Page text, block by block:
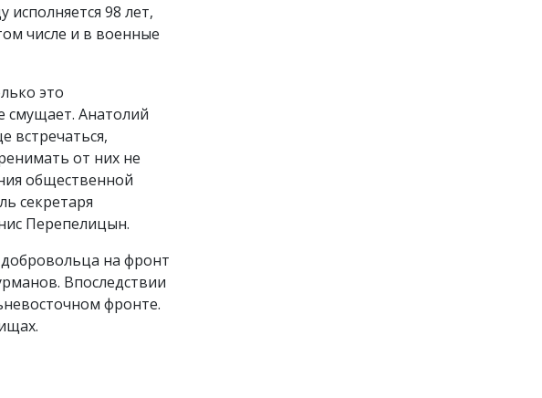
98 лет,
числе и в военные
это
смущает. Анатолий
встречаться,
от них не
общественной
секретаря
Перепелицын.
на фронт
Впоследствии
фронте.